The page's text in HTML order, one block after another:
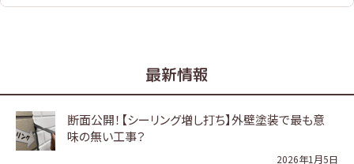
最新情報
断面公開！【シーリング増し打ち】外壁塗装で最も意
味の無い工事？
2026年1月5日